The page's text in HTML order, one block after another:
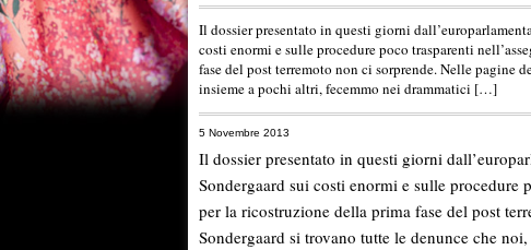
Il dossier presentato in questi giorni
costi enormi e sulle procedure poco trasparenti
fase del post terremoto non ci sorprende. Nelle pagine
insieme a pochi altri, fecemmo nei drammatici […]
5 Novembre 2013
Il dossier presentato in questi giorni
Sondergaard sui costi enormi e sulle procedure
per la ricostruzione della prima fase del post
Sondergaard si trovano tutte le denunce che